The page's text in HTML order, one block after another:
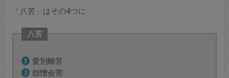
「八苦」はその4つに
八苦
愛別離苦
怨憎会苦